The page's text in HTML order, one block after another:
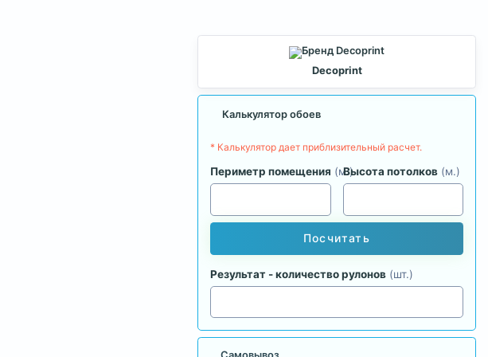
Decoprint
Калькулятор обоев
* Калькулятор дает приблизительный расчет.
Периметр помещения (м.)Высота потолков (м.)
Посчитать
Результат - количество рулонов (шт.)